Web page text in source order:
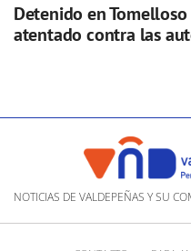
Detenido en
atentado contra las
NOTICIAS DE VALDEPEÑAS Y SU